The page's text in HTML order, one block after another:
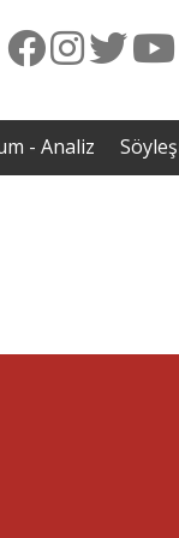
bırakılması
- Analiz